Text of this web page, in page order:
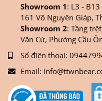
Showroom 1: L3 -
161 Võ Nguyên Giáp,
Showroom 2: Tầng
Văn Cừ, Phường Cầu
Số điện thoại:
Email: